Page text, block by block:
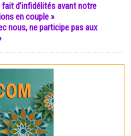
fait d’infidélités avant notre
en couple »
nous, ne participe pas aux